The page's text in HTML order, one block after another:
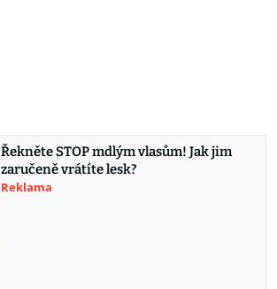
Řekněte STOP mdlým vlasům! Jak jim
zaručeně vrátíte lesk?
Reklama